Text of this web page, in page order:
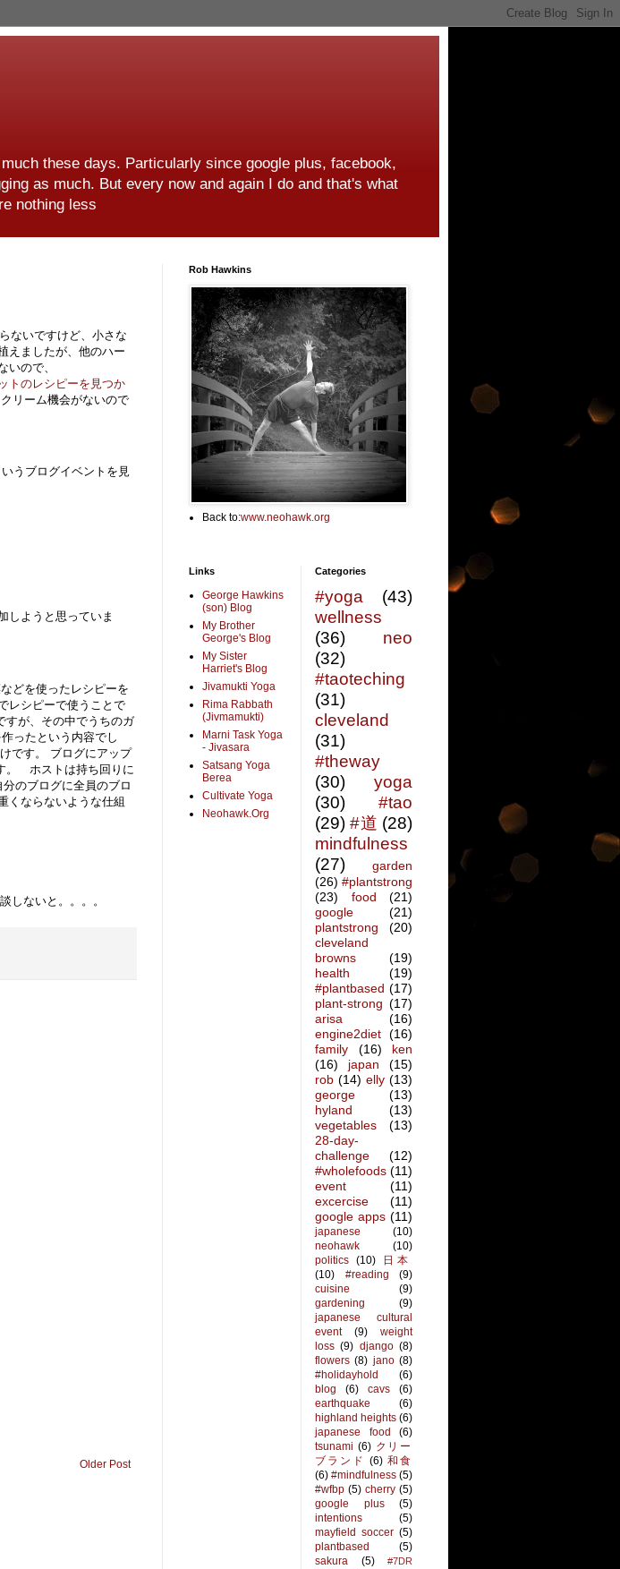
these days. Particularly since google plus, facebook,
as much. But every now and again I do and that's what
nothing less
ないですけど、小さな
えましたが、他のハー
いので、
トのレシピーを見つか
リーム機会がないので
うブログイベントを見
しようと思っていま
どを使ったレシピーを
レシピーで使うことで
すが、その中でうちのガ
ったという内容でし
です。 ブログにアップ
。 ホストは持ち回りに
のブログに全員のブロ
くならないような仕組
しないと。。。。
Older Post
Rob Hawkins
Back to:www.neohawk.org
Links
George Hawkins
(son) Blog
My Brother
George's Blog
My Sister
Harriet's Blog
Jivamukti Yoga
Rima Rabbath
(Jivmamukti)
Marni Task Yoga
- Jivasara
Satsang Yoga
Berea
Cultivate Yoga
Neohawk.Org
Categories
#yoga
(43)
wellness
(36)
neo
(32)
#taoteching
(31)
cleveland
(31)
#theway
(30)
yoga
(30)
#tao
(29) #道 (28)
mindfulness
(27)
garden
(26) #plantstrong
(23)
food
(21)
google
(21)
plantstrong
(20)
cleveland
browns
(19)
health
(19)
#plantbased (17)
plant-strong (17)
arisa
(16)
engine2diet (16)
family
(16)
ken
(16)
japan
(15)
rob (14) elly (13)
george
(13)
hyland
(13)
vegetables
(13)
28-day-
challenge
(12)
#wholefoods (11)
event
(11)
excercise
(11)
google apps (11)
japanese
(10)
neohawk
(10)
politics (10)
日本
(10)
#reading
(9)
cuisine
(9)
gardening
(9)
japanese cultural
event
(9)
weight
loss (9) django (8)
flowers (8) jano (8)
#holidayhold
(6)
blog
(6) cavs
(6)
earthquake
(6)
highland heights (6)
japanese food
(6)
tsunami (6) クリー
ブランド (6) 和食
(6) #mindfulness (5)
#wfbp (5) cherry (5)
google plus
(5)
intentions
(5)
mayfield soccer (5)
plantbased
(5)
sakura
(5)
#7DR